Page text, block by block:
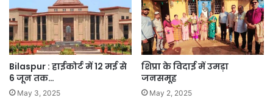
Bilaspur : हाईकोर्ट में 12 मई से
6 जून तक…
May 3, 2025
शिप्रा के विदाई में उमड़ा
जनसमूह
May 2, 2025